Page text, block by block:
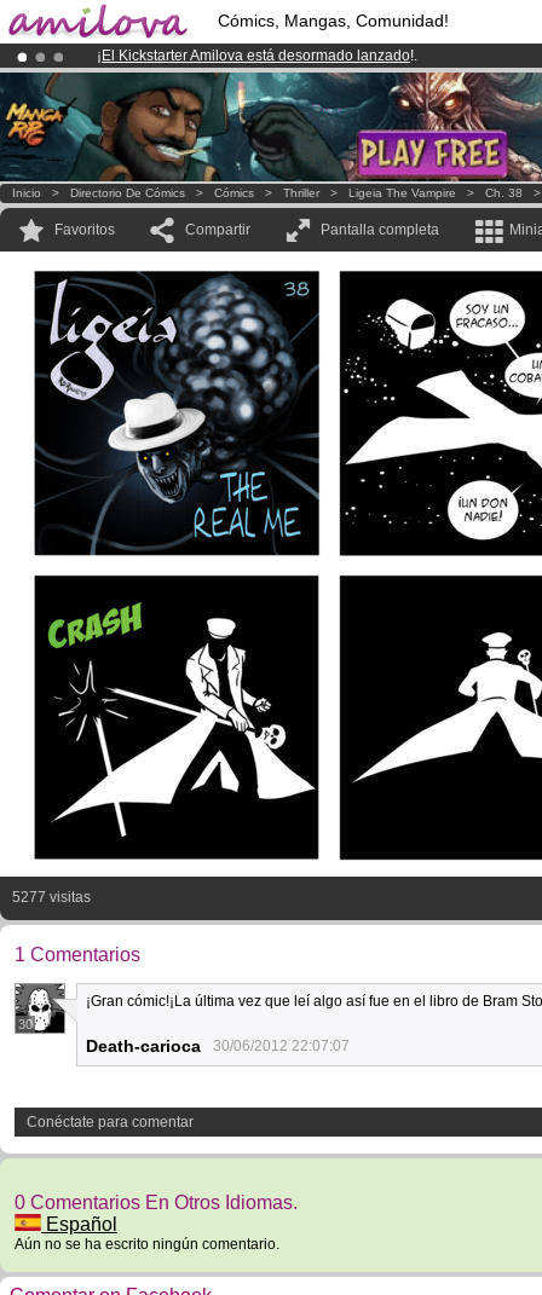
Cómics, Mangas, Comunidad!
¡ El Kickstarter Amilova está desormado lanzado!.
¡Ya tenemos 100000miembrosy 1000Cómics y Mangas!.
¡Conviertete en Premium por3.95 euros al mes!Hazte Premium ya
Inicio > Directorio De Cómics > Cómics > Thriller > Ligeia The Vampire > Ch. 38
Favoritos Compartir Pantalla completa
5277 visitas
1 Comentarios
30
¡Gran cómic!¡La última vez que leí algo así fue en el libro de Bram
Death-carioca 30/06/2012 22:07:07
Conéctate para comentar
0 Comentarios En Otros Idiomas.
Español
Aún no se ha escrito ningún comentario.